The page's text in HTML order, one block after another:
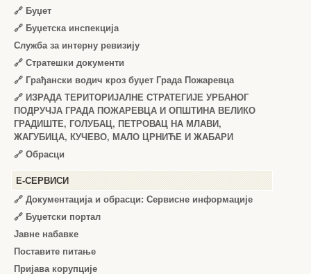
🔗 Буџет
🔗 Буџетска инспекција
Служба за интерну ревизију
🔗 Стратешки документи
🔗 Грађански водич кроз буџет Града Пожаревца
🔗 ИЗРАДА ТЕРИТОРИЈАЛНЕ СТРАТЕГИЈЕ УРБАНОГ
ПОДРУЧЈА ГРАДА ПОЖАРЕВЦА И ОПШТИНА ВЕЛИКО
ГРАДИШТЕ, ГОЛУБАЦ, ПЕТРОВАЦ НА МЛАВИ,
ЖАГУБИЦА, КУЧЕВО, МАЛО ЦРНИЋЕ И ЖАБАРИ
🔗 Обрасци
Е-СЕРВИСИ
🔗 Документација и обрасци: Сервисне информације
🔗 Буџетски портал
Јавне набавке
Поставите питање
Пријава корупције